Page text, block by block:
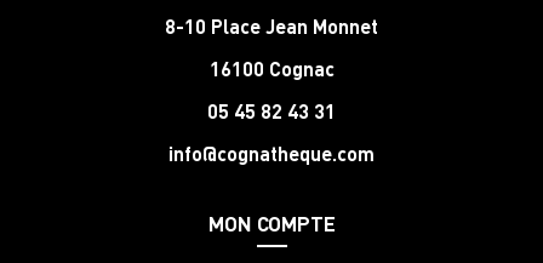
8-10 Place Jean Monnet
16100 Cognac
05 45 82 43 31
info@cognatheque.com
MON COMPTE